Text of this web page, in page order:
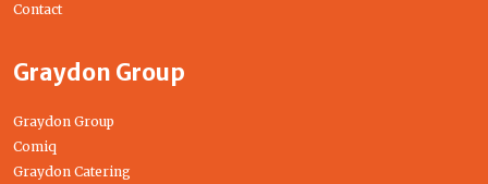
Contact
Graydon Group
Graydon Group
Comiq
Graydon Catering